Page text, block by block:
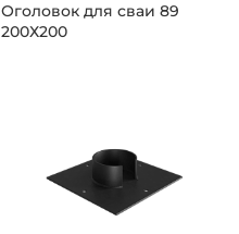
Оголовок для сваи 89
200Х200